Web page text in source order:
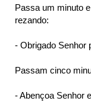
Passa um minuto
rezando:
- Obrigado
Passam cinco
- Abençoa Senhor